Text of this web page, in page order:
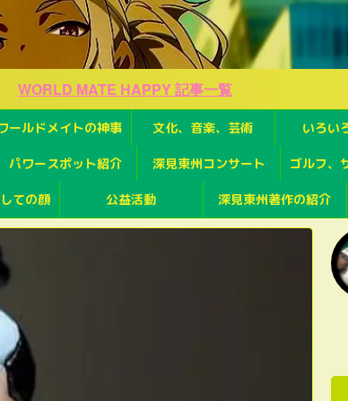
WORLD MATE HAPPY 記事一覧
ールドメイトの神事 文化、音楽、芸術 いろい
パワースポット紹介 深見東州コンサート ゴルフ、
ての顔 公益活動 深見東州著作の紹介